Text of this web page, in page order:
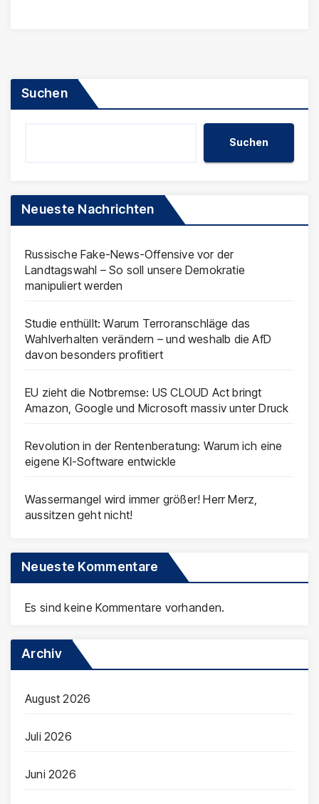
Suchen
Suchen
Neueste Nachrichten
Russische Fake-News-Offensive vor der
Landtagswahl – So soll unsere Demokratie
manipuliert werden
Studie enthüllt: Warum Terroranschläge das
Wahlverhalten verändern – und weshalb die AfD
davon besonders profitiert
EU zieht die Notbremse: US CLOUD Act bringt
Amazon, Google und Microsoft massiv unter Druck
Revolution in der Rentenberatung: Warum ich eine
eigene KI-Software entwickle
Wassermangel wird immer größer! Herr Merz,
aussitzen geht nicht!
Neueste Kommentare
Es sind keine Kommentare vorhanden.
Archiv
August 2026
Juli 2026
Juni 2026